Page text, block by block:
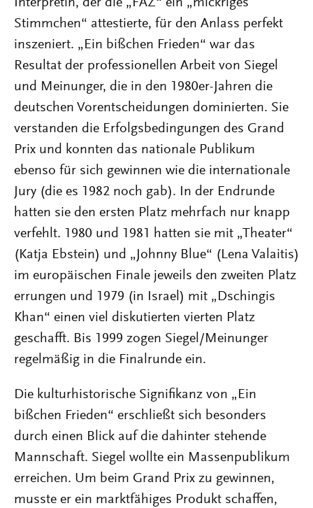
Interpretin, der die „FAZ“ ein „mickriges
Stimmchen“ attestierte, für den Anlass perfekt
inszeniert. „Ein bißchen Frieden“ war das
Resultat der professionellen Arbeit von Siegel
und Meinunger, die in den 1980er-Jahren die
deutschen Vorentscheidungen dominierten. Sie
verstanden die Erfolgsbedingungen des Grand
Prix und konnten das nationale Publikum
ebenso für sich gewinnen wie die internationale
Jury (die es 1982 noch gab). In der Endrunde
hatten sie den ersten Platz mehrfach nur knapp
verfehlt. 1980 und 1981 hatten sie mit „Theater“
(Katja Ebstein) und „Johnny Blue“ (Lena Valaitis)
im europäischen Finale jeweils den zweiten Platz
errungen und 1979 (in Israel) mit „Dschingis
Khan“ einen viel diskutierten vierten Platz
geschafft. Bis 1999 zogen Siegel/Meinunger
regelmäßig in die Finalrunde ein.
Die kulturhistorische Signifikanz von „Ein
bißchen Frieden“ erschließt sich besonders
durch einen Blick auf die dahinter stehende
Mannschaft. Siegel wollte ein Massenpublikum
erreichen. Um beim Grand Prix zu gewinnen,
musste er ein marktfähiges Produkt schaffen,